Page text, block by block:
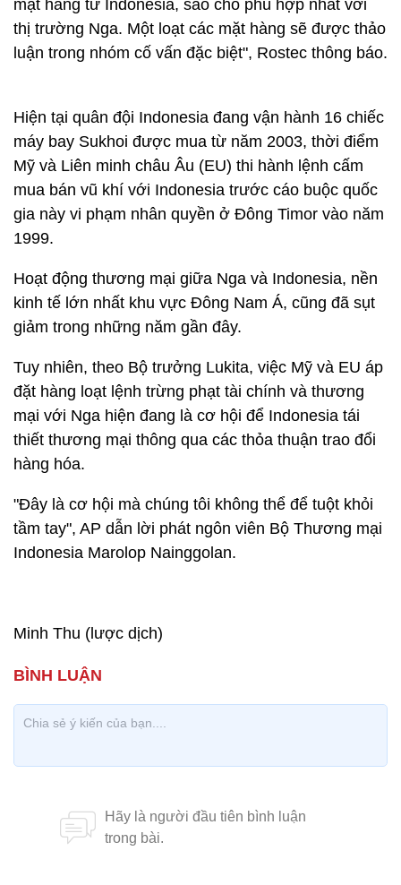
mặt hàng từ Indonesia, sao cho phù hợp nhất với
thị trường Nga. Một loạt các mặt hàng sẽ được thảo
luận trong nhóm cố vấn đặc biệt", Rostec thông báo.
Hiện tại quân đội Indonesia đang vận hành 16 chiếc
máy bay Sukhoi được mua từ năm 2003, thời điểm
Mỹ và Liên minh châu Âu (EU) thi hành lệnh cấm
mua bán vũ khí với Indonesia trước cáo buộc quốc
gia này vi phạm nhân quyền ở Đông Timor vào năm
1999.
Hoạt động thương mại giữa Nga và Indonesia, nền
kinh tế lớn nhất khu vực Đông Nam Á, cũng đã sụt
giảm trong những năm gần đây.
Tuy nhiên, theo Bộ trưởng Lukita, việc Mỹ và EU áp
đặt hàng loạt lệnh trừng phạt tài chính và thương
mại với Nga hiện đang là cơ hội để Indonesia tái
thiết thương mại thông qua các thỏa thuận trao đổi
hàng hóa.
"Đây là cơ hội mà chúng tôi không thể để tuột khỏi
tầm tay", AP dẫn lời phát ngôn viên Bộ Thương mại
Indonesia Marolop Nainggolan.
Minh Thu (lược dịch)